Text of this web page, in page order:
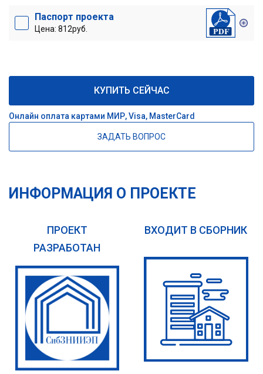
Паспорт проекта
Цена: 812руб.
КУПИТЬ СЕЙЧАС
Онлайн оплата картами МИР, Visa, MasterCard
ЗАДАТЬ ВОПРОС
ИНФОРМАЦИЯ О ПРОЕКТЕ
ПРОЕКТ
РАЗРАБОТАН
ВХОДИТ В СБОРНИК